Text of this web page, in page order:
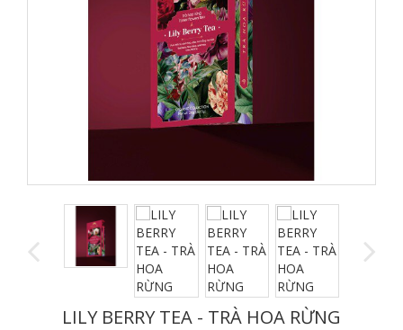
LILY BERRY TEA - TRÀ HOA RỪNG